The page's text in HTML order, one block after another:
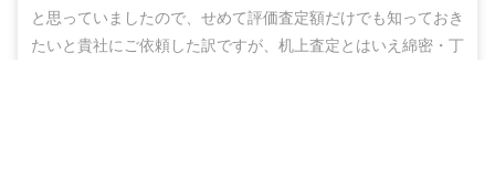
と思っていましたので、せめて評価査定額だけでも知っておき
たいと貴社にご依頼した訳ですが、机上査定とはいえ綿密・丁